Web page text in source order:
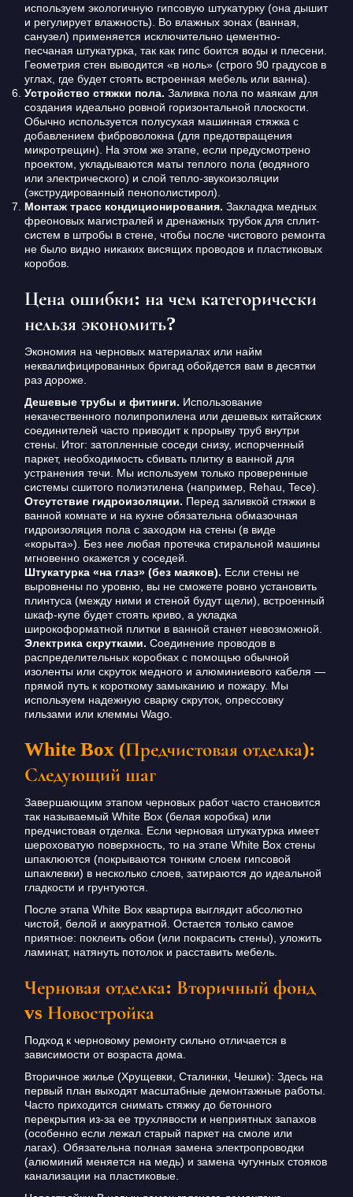
используем экологичную гипсовую штукатурку (она дышит
и регулирует влажность). Во влажных зонах (ванная,
санузел) применяется исключительно цементно-
песчаная штукатурка, так как гипс боится воды и плесени.
Геометрия стен выводится «в ноль» (строго 90 градусов в
углах, где будет стоять встроенная мебель или ванна).
Устройство стяжки пола. Заливка пола по маякам для
создания идеально ровной горизонтальной плоскости.
Обычно используется полусухая машинная стяжка с
добавлением фиброволокна (для предотвращения
микротрещин). На этом же этапе, если предусмотрено
проектом, укладываются маты теплого пола (водяного
или электрического) и слой тепло-звукоизоляции
(экструдированный пенополистирол).
Монтаж трасс кондиционирования. Закладка медных
фреоновых магистралей и дренажных трубок для сплит-
систем в штробы в стене, чтобы после чистового ремонта
не было видно никаких висящих проводов и пластиковых
коробов.
Цена ошибки: на чем категорически
нельзя экономить?
Экономия на черновых материалах или найм
неквалифицированных бригад обойдется вам в десятки
раз дороже.
Дешевые трубы и фитинги. Использование
некачественного полипропилена или дешевых китайских
соединителей часто приводит к прорыву труб внутри
стены. Итог: затопленные соседи снизу, испорченный
паркет, необходимость сбивать плитку в ванной для
устранения течи. Мы используем только проверенные
системы сшитого полиэтилена (например, Rehau, Tece).
Отсутствие гидроизоляции. Перед заливкой стяжки в
ванной комнате и на кухне обязательна обмазочная
гидроизоляция пола с заходом на стены (в виде
«корыта»). Без нее любая протечка стиральной машины
мгновенно окажется у соседей.
Штукатурка «на глаз» (без маяков). Если стены не
выровнены по уровню, вы не сможете ровно установить
плинтуса (между ними и стеной будут щели), встроенный
шкаф-купе будет стоять криво, а укладка
широкоформатной плитки в ванной станет невозможной.
Электрика скрутками. Соединение проводов в
распределительных коробках с помощью обычной
изоленты или скруток медного и алюминиевого кабеля —
прямой путь к короткому замыканию и пожару. Мы
используем надежную сварку скруток, опрессовку
гильзами или клеммы Wago.
White Box (Предчистовая отделка):
Следующий шаг
Завершающим этапом черновых работ часто становится
так называемый White Box (белая коробка) или
предчистовая отделка. Если черновая штукатурка имеет
шероховатую поверхность, то на этапе White Box стены
шпаклюются (покрываются тонким слоем гипсовой
шпаклевки) в несколько слоев, затираются до идеальной
гладкости и грунтуются.
После этапа White Box квартира выглядит абсолютно
чистой, белой и аккуратной. Остается только самое
приятное: поклеить обои (или покрасить стены), уложить
ламинат, натянуть потолок и расставить мебель.
Черновая отделка: Вторичный фонд
vs Новостройка
Подход к черновому ремонту сильно отличается в
зависимости от возраста дома.
Вторичное жилье (Хрущевки, Сталинки, Чешки): Здесь на
первый план выходят масштабные демонтажные работы.
Часто приходится снимать стяжку до бетонного
перекрытия из-за ее трухлявости и неприятных запахов
(особенно если лежал старый паркет на смоле или
лагах). Обязательна полная замена электропроводки
(алюминий меняется на медь) и замена чугунных стояков
канализации на пластиковые.